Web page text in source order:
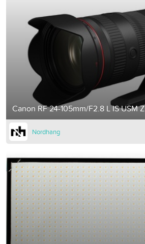
Canon RF 24-105mm/F2.8 L IS USM Z
Nordhang